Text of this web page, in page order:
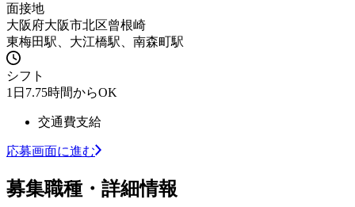
面接地
大阪府大阪市北区曾根崎
東梅田駅、大江橋駅、南森町駅
シフト
1日7.75時間からOK
交通費支給
応募画面に進む
募集職種・詳細情報